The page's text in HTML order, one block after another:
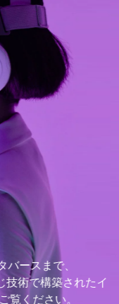
、
されたイ
。
マ
で